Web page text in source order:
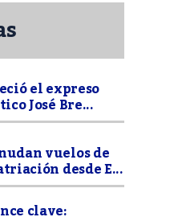
el expreso
José Bre...
vuelos de
desde E...
clave: